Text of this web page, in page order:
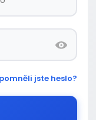
jste heslo?